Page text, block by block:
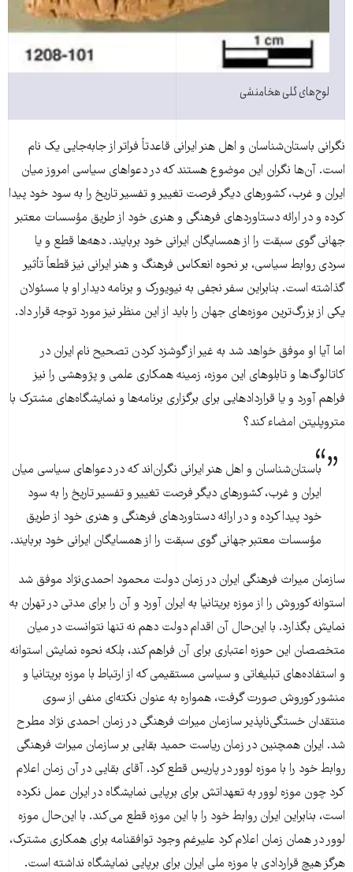
لوح‌های گلی هخامنشی
نگرانی باستان‌شناسان و اهل هنر ایرانی قاعدتاً فراتر از جابه‌جایی یک نام
است. آن‌ها نگران این موضوع هستند که در دعواهای سیاسی امروز میان
ایران و غرب، کشورهای دیگر فرصت تغییر و تفسیر تاریخ را به سود خود پیدا
کرده و در ارائه دستاوردهای فرهنگی و هنری خود از طریق مؤسسات معتبر
جهانی گوی سبقت را از همسایگان ایرانی خود بربایند. دهه‌ها قطع و یا
سردی روابط سیاسی، بر نحوه انعکاس فرهنگ و هنر ایرانی نیز قطعاً تأثیر
گذاشته است. بنابراین سفر نجفی به نیویورک و برنامه دیدار او با مسئولان
یکی از بزرگ‌ترین موزه‌های جهان را باید از این منظر نیز مورد توجه قرار داد.
اما آیا او موفق خواهد شد به غیر از گوشزد کردن تصحیح نام ایران در
کاتالوگ‌ها و تابلوهای این موزه، زمینه همکاری علمی و پژوهشی را نیز
فراهم آورد و یا قراردادهایی برای برگزاری برنامه‌ها و نمایشگاه‌های مشترک با
متروپلیتن امضاء کند؟
باستان‌شناسان و اهل هنر ایرانی نگران‌اند که در دعواهای سیاسی میان
ایران و غرب، کشورهای دیگر فرصت تغییر و تفسیر تاریخ را به سود
خود پیدا کرده و در ارائه دستاوردهای فرهنگی و هنری خود از طریق
مؤسسات معتبر جهانی گوی سبقت را از همسایگان ایرانی خود بربایند.
سازمان میراث فرهنگی ایران در زمان دولت محمود احمدی‌نژاد موفق شد
استوانه کوروش را از موزه بریتانیا به ایران آورد و آن را برای مدتی در تهران به
نمایش بگذارد. با این‌حال آن اقدام دولت دهم نه تنها نتوانست در میان
متخصصان این حوزه اعتباری برای آن فراهم کند، بلکه نحوه نمایش استوانه
و استفاده‌های تبلیغاتی و سیاسی مستقیمی که از ارتباط با موزه بریتانیا و
منشور کوروش صورت گرفت، همواره به عنوان نکته‌ای منفی از سوی
منتقدان خستگی‌ناپذیر سازمان میراث فرهنگی در زمان احمدی نژاد مطرح
شد. ایران همچنین در زمان ریاست حمید بقایی بر سازمان میراث فرهنگی
روابط خود را با موزه لوور در پاریس قطع کرد. آقای بقایی در آن زمان اعلام
کرد چون موزه لوور به تعهداتش برای برپایی نمایشگاه در ایران عمل نکرده
است، بنابراین ایران روابط خود را با این موزه قطع می‌کند. با این‌‌حال موزه
لوور در همان زمان اعلام کرد علیرغم وجود توافقنامه برای همکاری مشترک،
هرگز هیچ قراردادی با موزه ملی ایران برای برپایی نمایشگاه نداشته است.